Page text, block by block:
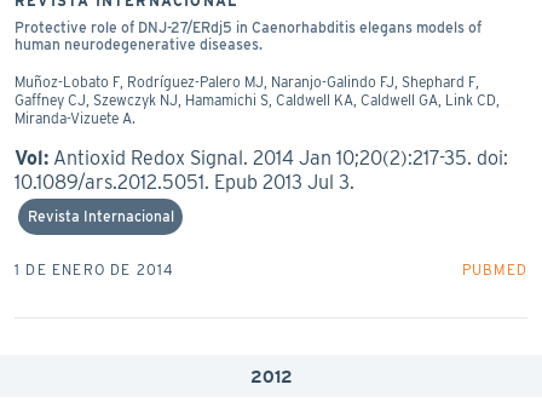
Protective role of DNJ-27/ERdj5 in Caenorhabditis elegans models of
human neurodegenerative diseases.
Muñoz-Lobato F, Rodríguez-Palero MJ, Naranjo-Galindo FJ, Shephard F,
Gaffney CJ, Szewczyk NJ, Hamamichi S, Caldwell KA, Caldwell GA, Link CD,
Miranda-Vizuete A.
Vol: Antioxid Redox Signal. 2014 Jan 10;20(2):217-35. doi:
10.1089/ars.2012.5051. Epub 2013 Jul 3.
Revista Internacional
1 DE ENERO DE 2014 PUBMED
2012